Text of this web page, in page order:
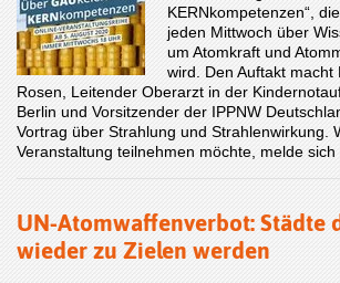
KERNkompetenzen“,
jeden Mittwoch über
um Atomkraft und
wird. Den Auftakt macht
Rosen, Leitender Oberarzt in der
Berlin und Vorsitzender der IPPNW
Vortrag über Strahlung und Strahlenwirkung.
Veranstaltung teilnehmen möchte, melde
UN-Atomwaffenverbot: Städte
wieder zu Zielen werden